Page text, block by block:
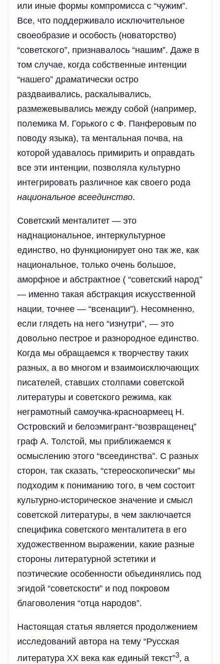
или иные формы компромисса с “чужим”.
Все, что поддерживало исключительное
своеобразие и особость (новаторство)
“советского”, признавалось “нашим”. Даже в
том случае, когда собственные интенции
“нашего” драматически остро
раздваивались, раскалывались,
размежевывались между собой (например,
полемика М. Горького с Ф. Панферовым по
поводу языка), та ментальная почва, на
которой удавалось примирить и оправдать
все эти интенции, позволяла культурно
интегрировать различное как своего рода
национальное всеединство.
Советский менталитет — это
наднациональное, интеркультурное
единство, но функционирует оно так же, как
национальное, только очень большое,
аморфное и абстрактное ( “советский народ”
— именно такая абстракция искусственной
нации, точнее — “всенации”). Несомненно,
если глядеть на него “изнутри”, — это
довольно пестрое и разнородное единство.
Когда мы обращаемся к творчеству таких
разных, а во многом и взаимоисключающих
писателей, ставших столпами советской
литературы и советского режима, как
неграмотный самоучка-красноармеец Н.
Островский и белоэмигрант-“возвращенец”
граф А. Толстой, мы приближаемся к
осмыслению этого “всеединства”. С разных
сторон, так сказать, “стереоскопически” мы
подходим к пониманию того, в чем состоит
культурно-историческое значение и смысл
советской литературы, в чем заключается
специфика советского менталитета в его
художественном выражении, какие разные
стороны литературной эстетики и
поэтические особенности объединялись под
эгидой “советскости” и под покровом
благоволения “отца народов”.
Настоящая статья является продолжением
исследований автора на тему “Русская
литература XX века как единый текст”3, а